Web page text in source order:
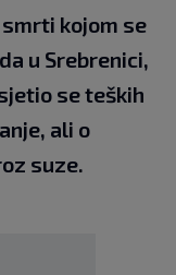
kojom se
u Srebrenici,
se teških
ali o
suze.